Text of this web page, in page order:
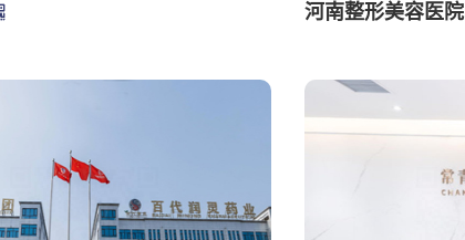
河南整形美容医院